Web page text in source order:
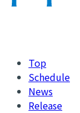
Top
Schedule
News
Release